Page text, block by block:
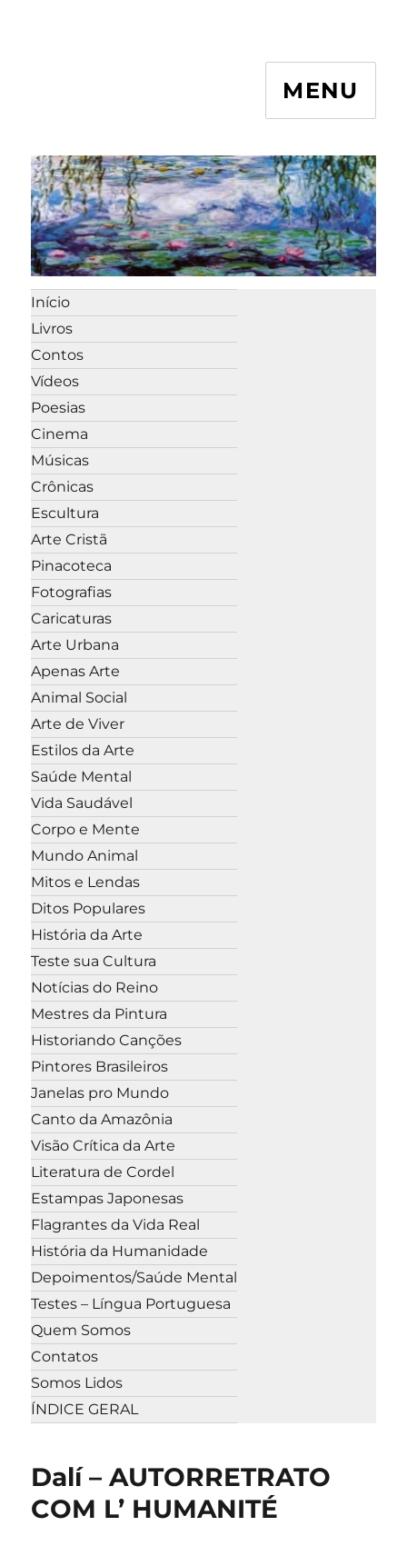
MENU
Início
Livros
Contos
Vídeos
Poesias
Cinema
Músicas
Crônicas
Escultura
Arte Cristã
Pinacoteca
Fotografias
Caricaturas
Arte Urbana
Apenas Arte
Animal Social
Arte de Viver
Estilos da Arte
Saúde Mental
Vida Saudável
Corpo e Mente
Mundo Animal
Mitos e Lendas
Ditos Populares
História da Arte
Teste sua Cultura
Notícias do Reino
Mestres da Pintura
Historiando Canções
Pintores Brasileiros
Janelas pro Mundo
Canto da Amazônia
Visão Crítica da Arte
Literatura de Cordel
Estampas Japonesas
Flagrantes da Vida Real
História da Humanidade
Depoimentos/Saúde Mental
Testes – Língua Portuguesa
Quem Somos
Contatos
Somos Lidos
ÍNDICE GERAL
Dalí – AUTORRETRATO
COM L’ HUMANITÉ